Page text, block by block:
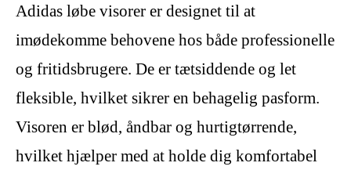
Adidas løbe visorer er designet til at
imødekomme behovene hos både professionelle
og fritidsbrugere. De er tætsiddende og let
fleksible, hvilket sikrer en behagelig pasform.
Visoren er blød, åndbar og hurtigtørrende,
hvilket hjælper med at holde dig komfortabel